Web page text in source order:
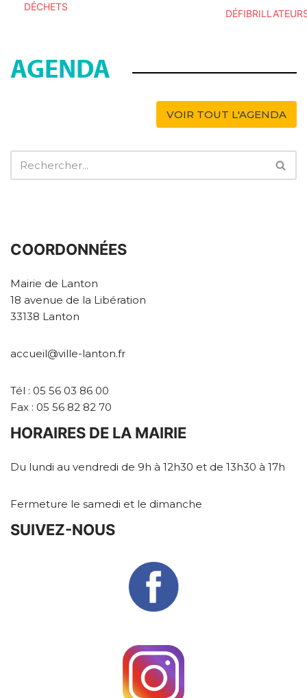
DÉCHETS
AGENDA
VOIR TOUT L'AGENDA
COORDONNÉES
Mairie de Lanton
18 avenue de la Libération
33138 Lanton
accueil@ville-lanton.fr
Tél : 05 56 03 86 00
Fax : 05 56 82 82 70
HORAIRES DE LA MAIRIE
Du lundi au vendredi de 9h à 12h30 et de 13h30 à 17h
Fermeture le samedi et le dimanche
SUIVEZ-NOUS